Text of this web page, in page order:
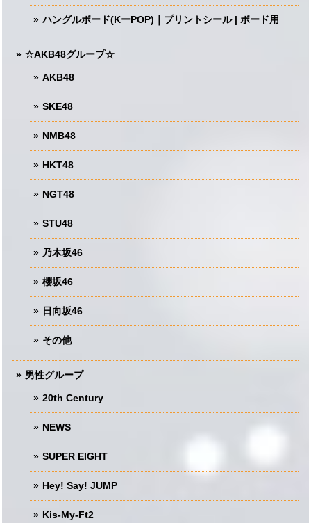
ハングルボード(KーPOP)｜プリントシール | ボード用
☆AKB48グループ☆
AKB48
SKE48
NMB48
HKT48
NGT48
STU48
乃木坂46
櫻坂46
日向坂46
その他
男性グループ
20th Century
NEWS
SUPER EIGHT
Hey! Say! JUMP
Kis-My-Ft2